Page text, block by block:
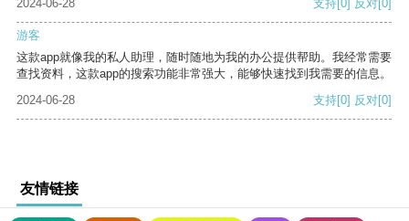
2024-06-28 支持[0] 反对[0]
游客
这款app就像我的私人助理，随时随地为我的办公提供帮助。我经常需要
查找资料，这款app的搜索功能非常强大，能够快速找到我需要的信息。
2024-06-28
支持[0] 反对[0]
友情链接